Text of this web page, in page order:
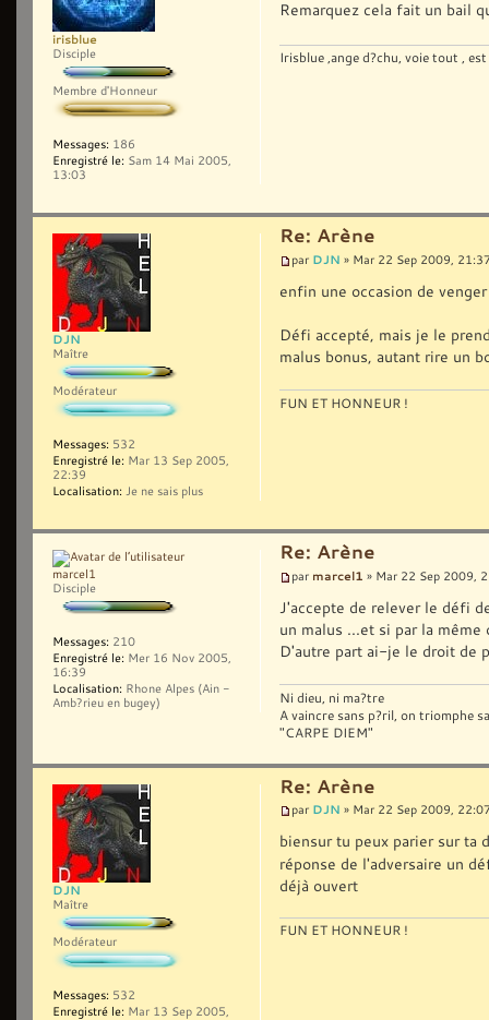
Remarquez cela fait un bail
Irisblue ,ange d?chu, voie tout ,
irisblue
Disciple
Membre d'Honneur
Messages: 186
Enregistré le: Sam 14 Mai 2005,
13:03
Re: Arène
par DJN » Mar 22 Sep 2009,
enfin une occasion de
Défi accepté, mais je le
malus bonus, autant rire un
FUN ET HONNEUR !
DJN
Maître
Modérateur
Messages: 532
Enregistré le: Mar 13 Sep 2005,
22:39
Localisation: Je ne sais plus
Re: Arène
par marcel1 » Mar 22 Sep 2009,
J'accepte de relever le défi
un malus ...et si par la
D'autre part ai-je le droit de
Ni dieu, ni ma?tre
A vaincre sans p?ril, on triomphe
"CARPE DIEM"
marcel1
Disciple
Messages: 210
Enregistré le: Mer 16 Nov 2005,
16:39
Localisation: Rhone Alpes (Ain -
Amb?rieu en bugey)
Re: Arène
par DJN » Mar 22 Sep 2009,
biensur tu peux parier sur ta
réponse de l'adversaire un
déjà ouvert
FUN ET HONNEUR !
DJN
Maître
Modérateur
Messages: 532
Enregistré le: Mar 13 Sep 2005,